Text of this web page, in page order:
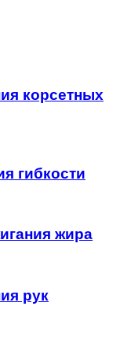
корсетных
гибкости
жира
рук